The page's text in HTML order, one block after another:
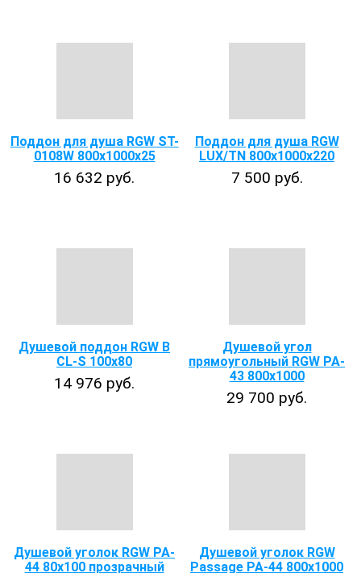
Поддон для душа RGW ST-
0108W 800х1000х25
16 632 руб.
Поддон для душа RGW
LUX/TN 800х1000х220
7 500 руб.
Душевой поддон RGW B
CL-S 100x80
14 976 руб.
Душевой угол
прямоугольный RGW PA-
43 800x1000
29 700 руб.
Душевой уголок RGW PA-
44 80x100 прозрачный
Душевой уголок RGW
Passage PA-44 800x1000